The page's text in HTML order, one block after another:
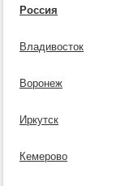
Россия
Владивосток
Воронеж
Иркутск
Кемерово